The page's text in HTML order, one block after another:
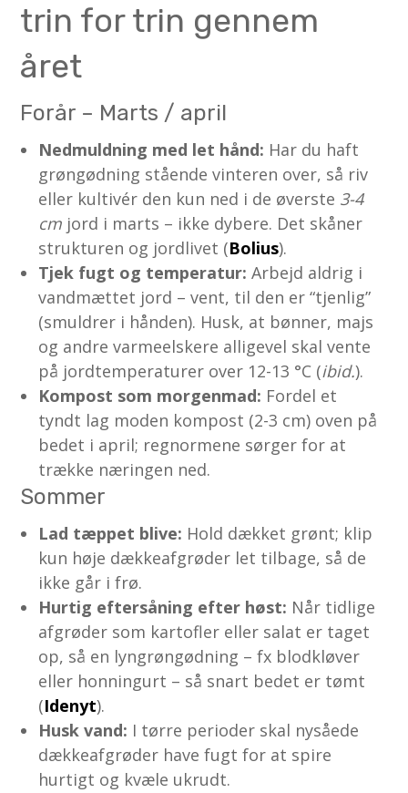
trin for trin gennem
året
Forår – Marts / april
Nedmuldning med let hånd: Har du haft
grøngødning stående vinteren over, så riv
eller kultivér den kun ned i de øverste 3-4
cm jord i marts – ikke dybere. Det skåner
strukturen og jordlivet (Bolius).
Tjek fugt og temperatur: Arbejd aldrig i
vandmættet jord – vent, til den er “tjenlig”
(smuldrer i hånden). Husk, at bønner, majs
og andre varmeelskere alligevel skal vente
på jord­temperaturer over 12-13 °C (ibid.).
Kompost som morgenmad: Fordel et
tyndt lag moden kompost (2-3 cm) oven på
bedet i april; regnormene sørger for at
trække næringen ned.
Sommer
Lad tæppet blive: Hold dækket grønt; klip
kun høje dækkeafgrøder let tilbage, så de
ikke går i frø.
Hurtig eftersåning efter høst: Når tidlige
afgrøder som kartofler eller salat er taget
op, så en lyn­grøngødning – fx blodkløver
eller honningurt – så snart bedet er tømt
(Idenyt).
Husk vand: I tørre perioder skal nysåede
dækkeafgrøder have fugt for at spire
hurtigt og kvæle ukrudt.